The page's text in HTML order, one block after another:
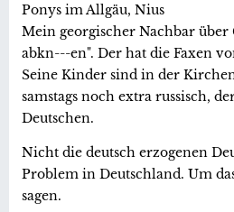
Ponys im Allgäu, Nius
Mein georgischer Nachbar über
abkn---en". Der hat die Faxen
Seine Kinder sind in der
samstags noch extra russisch,
Deutschen.
Nicht die deutsch erzogenen
Problem in Deutschland. Um
sagen.